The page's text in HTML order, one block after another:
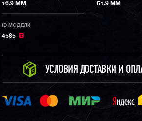
16.9 ММ 51.9 ММ
ID МОДЕЛИ
4585
УСЛОВИЯ ДОСТАВКИ И